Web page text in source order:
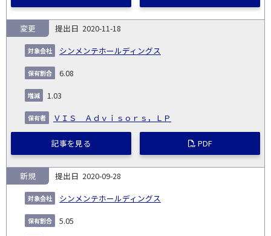
2020-11-18
シンメンテホールディングス
変更
6.08
1.03
ＶＩＳ Ａｄｖｉｓｏｒｓ，ＬＰ
記事を見る PDF
2020-09-28
シンメンテホールディングス
新規
5.05